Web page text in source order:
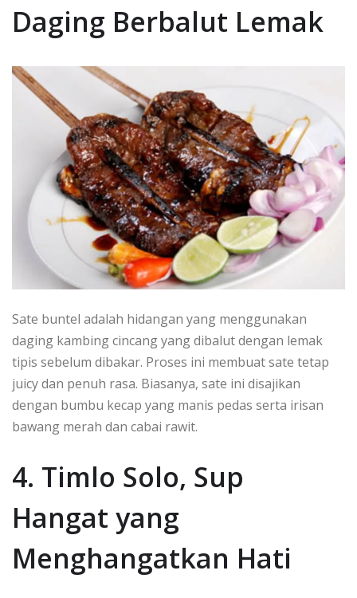
Daging Berbalut Lemak
Sate buntel adalah hidangan yang menggunakan
daging kambing cincang yang dibalut dengan lemak
tipis sebelum dibakar. Proses ini membuat sate tetap
juicy dan penuh rasa. Biasanya, sate ini disajikan
dengan bumbu kecap yang manis pedas serta irisan
bawang merah dan cabai rawit.
4. Timlo Solo, Sup
Hangat yang
Menghangatkan Hati